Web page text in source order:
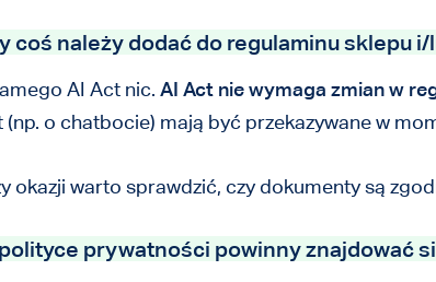
coś należy dodać do regulaminu sklepu
AI Act nic. AI Act nie wymaga zmian w
(np. o chatbocie) mają być przekazywane w
okazji warto sprawdzić, czy dokumenty są
prywatności powinny znajdować